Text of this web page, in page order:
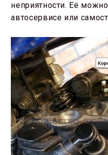
неприятности. Её
автосервисе или